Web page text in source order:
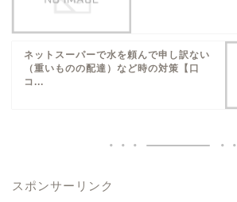
ネットスーパーで水を頼んで申し訳ない
（重いものの配達）など時の対策【口
コ...
スポンサーリンク